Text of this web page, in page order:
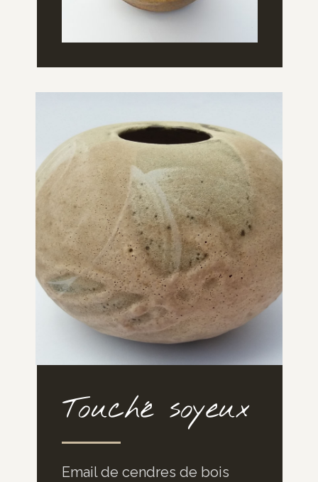
Touché soyeux
Email de cendres de bois